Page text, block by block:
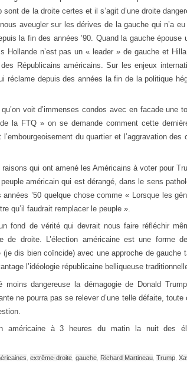
de la droite certes et il s’agit d’une droite
aveugler sur les dérives de la gauche qui n’a
la fin des années ’90. Quand la gauche épouse
Hollande n’est pas un « leader » de gauche et
Républicains américains. Sur les enjeux
réclame depuis des années la fin de la politique
voit d’immenses condos avec en facade une
la FTQ » on se demande comment cette
du quartier et l’aggravation des
qui ont amené les Américains à voter pour
américain qui est dérangé, dans le sens
’50 quelque chose comme « Lorsque les
qu’il faudrait remplacer le peuple ».
fond de vérité qui devrait nous faire réfléchir
de droite. L’élection américaine est une forme
dis bien coïncide) avec une approche de gauche
l’idéologie républicaine belliqueuse
dangereuse la démagogie de Donald
ne pourra pas se relever d’une telle défaite, toute
américaine à 3 heures du matin la nuit des
extrême-droite gauche Richard Martineau Trump